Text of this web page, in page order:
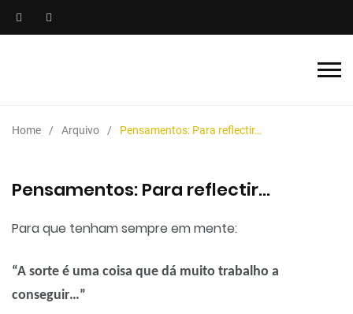
Home Arquivo Pensamentos: Para reflectir…
Pensamentos: Para reflectir…
Para que tenham sempre em mente:
“A sorte é uma coisa que dá muito trabalho a
conseguir…”